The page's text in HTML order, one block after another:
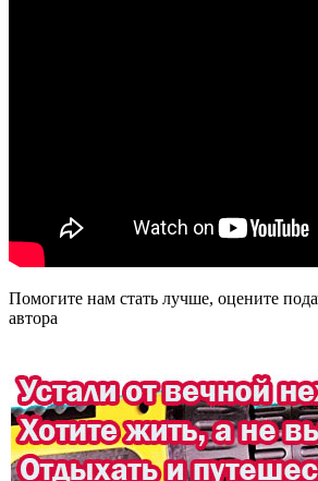
Помогите нам стать лучше, оцените
автора